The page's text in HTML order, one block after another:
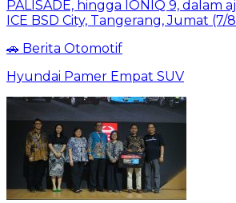
🚗 Berita Otomotif
Hyundai Pamer Empat SUV